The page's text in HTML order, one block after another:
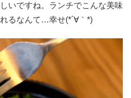
いですね。ランチでこんな美味
るなんて…幸せ(*´∀｀*)